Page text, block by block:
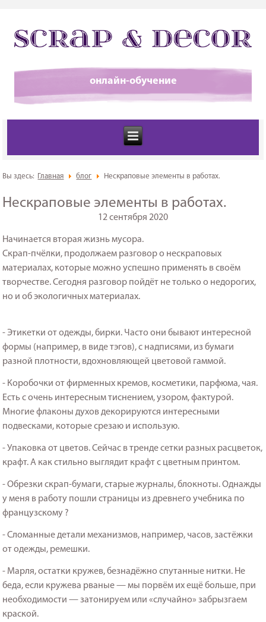
онлайн-обучение
Вы здесь: Главная блог Нескраповые элементы в работах.
Нескраповые элементы в работах.
12 сентября 2020
Начинается вторая жизнь мусора.
Скрап-пчёлки, продолжаем разговор о нескраповых
материалах, которые можно успешно применять в своём
творчестве. Сегодня разговор пойдёт не только о недорогих,
но и об экологичных материалах.
- Этикетки от одежды, бирки. Часто они бывают интересной
формы (например, в виде тэгов), с надписями, из бумаги
разной плотности, вдохновляющей цветовой гаммой.
- Коробочки от фирменных кремов, косметики, парфюма, чая.
Есть с очень интересным тиснением, узором, фактурой.
Многие флаконы духов декорируются интересными
подвесками, которые срезаю и использую.
- Упаковка от цветов. Сейчас в тренде сетки разных расцветок,
крафт. А как стильно выглядит крафт с цветным принтом.
- Обрезки скрап-бумаги, старые журналы, блокноты. Однажды
у меня в работу пошли страницы из древнего учебника по
французскому ?
- Сломанные детали механизмов, например, часов, застёжки
от одежды, ремешки.
- Марля, остатки кружев, безнадёжно спутанные нитки. Не
беда, если кружева рваные — мы порвём их ещё больше, при
необходимости — затонируем или «случайно» забрызгаем
краской.